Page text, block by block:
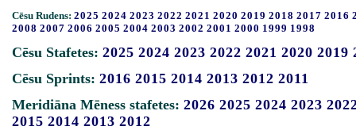
Cēsu Rudens: 2025 2024 2023 2022 2021 2020 2019 2018 2017 2016
2008 2007 2006 2005 2004 2003 2002 2001 2000 1999 1998
Cēsu Stafetes: 2025 2024 2023 2022 2021 2020 2019
Cēsu Sprints: 2016 2015 2014 2013 2012 2011
Meridiāna Mēness stafetes: 2026 2025 2024 2023
2015 2014 2013 2012